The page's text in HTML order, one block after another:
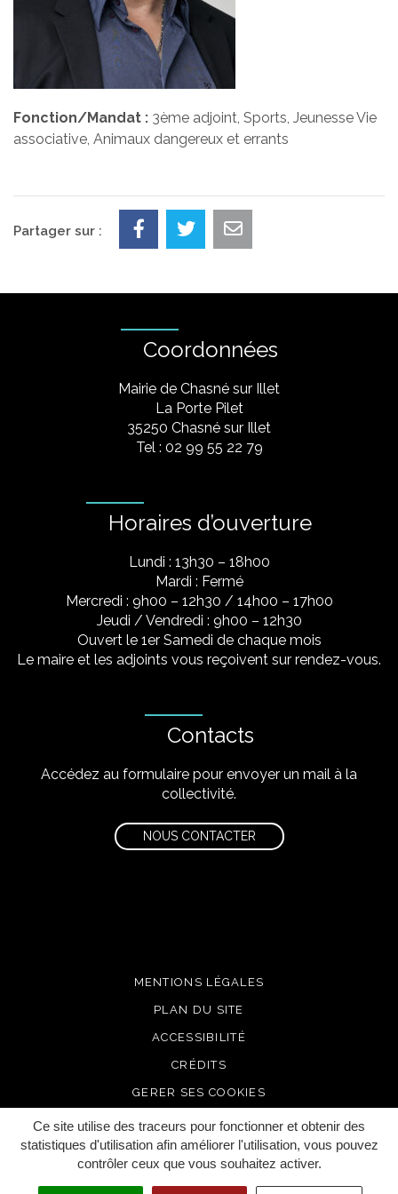
Ce site utilise des traceurs pour fonctionner et obtenir des
statistiques d'utilisation afin améliorer l'utilisation, vous pouvez
contrôler ceux que vous souhaitez activer.
Fonction/Mandat : 3ème adjoint, Sports, Jeunesse Vie
associative, Animaux dangereux et errants
Partager sur :
Coordonnées
Mairie de Chasné sur Illet
La Porte Pilet
35250 Chasné sur Illet
Tel : 02 99 55 22 79
Horaires d’ouverture
Lundi : 13h30 – 18h00
Mardi : Fermé
Mercredi : 9h00 – 12h30 / 14h00 – 17h00
Jeudi / Vendredi : 9h00 – 12h30
Ouvert le 1er Samedi de chaque mois
Le maire et les adjoints vous reçoivent sur rendez-vous.
Contacts
Accédez au formulaire pour envoyer un mail à la
collectivité.
NOUS CONTACTER
MENTIONS LÉGALES
PLAN DU SITE
ACCESSIBILITÉ
CRÉDITS
GERER SES COOKIES